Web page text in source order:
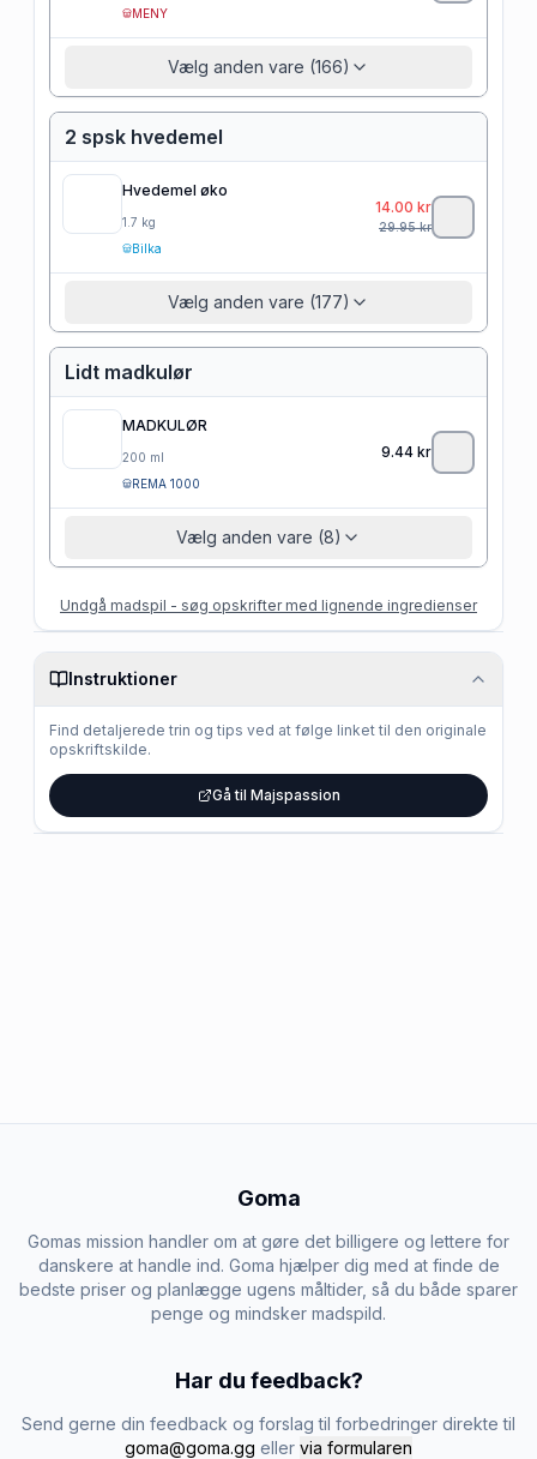
MENY
Vælg anden vare (166)
2 spsk hvedemel
Hvedemel øko
1.7 kg
Bilka
14.00 kr
29.95kr
Vælg anden vare (177)
Lidt madkulør
MADKULØR
200 ml
REMA 1000
9.44 kr
Vælg anden vare (8)
Undgå madspil - søg opskrifter med lignende ingredienser
Instruktioner
Find detaljerede trin og tips ved at følge linket til den originale
opskriftskilde.
Gå til Majspassion
Goma
Gomas mission handler om at gøre det billigere og lettere for
danskere at handle ind. Goma hjælper dig med at finde de
bedste priser og planlægge ugens måltider, så du både sparer
penge og mindsker madspild.
Har du feedback?
Send gerne din feedback og forslag til forbedringer direkte til
goma@goma.gg eller via formularen